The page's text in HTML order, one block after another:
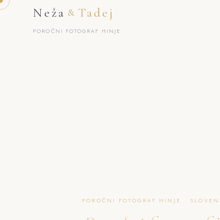
Neža & Tadej
POROČNI FOTOGRAF HINJE
POROČNI FOTOGRAF HINJE ·